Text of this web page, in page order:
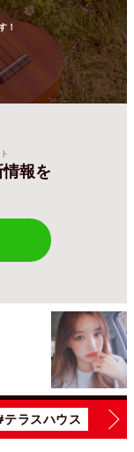
！
報を
テラスハウス #漫